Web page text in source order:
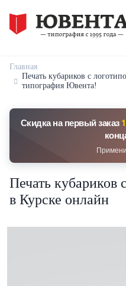
Главная
Печать кубариков с
типография Ювента!
Скидка на первый заказ
Печать кубариков
в Курске онлайн